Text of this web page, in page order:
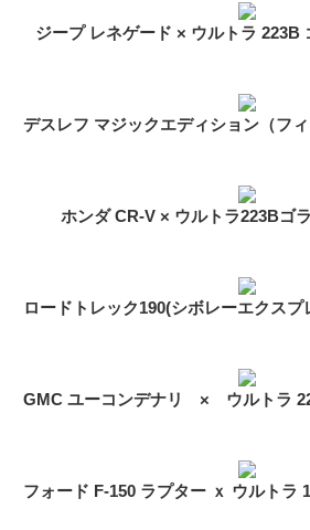
ジープ レネゲード × ウルトラ 223B
ホンダ CR-V × ウルトラ223Bゴ